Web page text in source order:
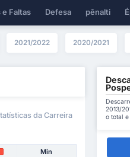
Faltas Defesa pênalti
2021/2022 2020/2021
da Carreira
Min
2013/
o total